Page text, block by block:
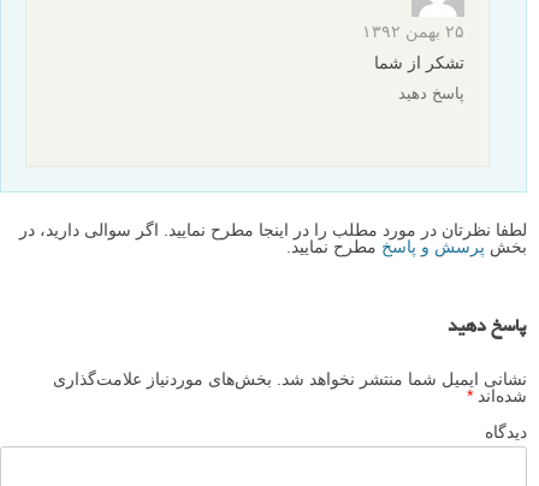
۲۵ بهمن ۱۳۹۲
تشکر از شما
پاسخ دهید
لطفا نظرتان در مورد مطلب را در اینجا مطرح نمایید. اگر سوالی دارید، در
بخش پرسش و پاسخ مطرح نمایید.
پاسخ دهید
نشانی ایمیل شما منتشر نخواهد شد.
بخش‌های موردنیاز علامت‌گذاری
شده‌اند *
دیدگاه